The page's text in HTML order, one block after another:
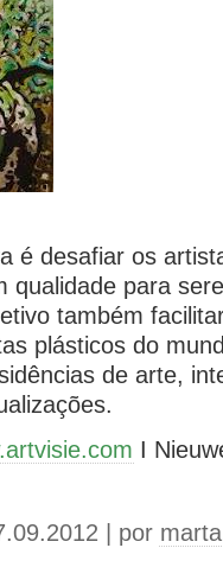
é desafiar os
qualidade para
também
plásticos do
de arte,
I
| por